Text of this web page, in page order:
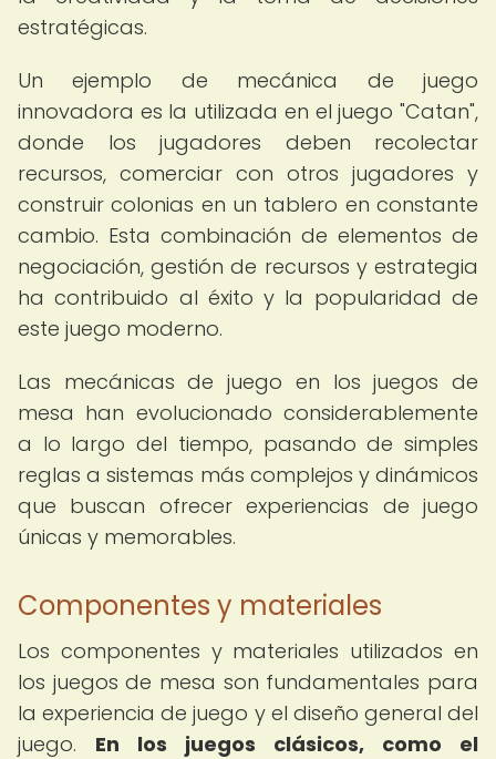
estratégicas.
Un ejemplo de mecánica de juego
innovadora es la utilizada en el juego "Catan",
donde los jugadores deben recolectar
recursos, comerciar con otros jugadores y
construir colonias en un tablero en constante
cambio. Esta combinación de elementos de
negociación, gestión de recursos y estrategia
ha contribuido al éxito y la popularidad de
este juego moderno.
Las mecánicas de juego en los juegos de
mesa han evolucionado considerablemente
a lo largo del tiempo, pasando de simples
reglas a sistemas más complejos y dinámicos
que buscan ofrecer experiencias de juego
únicas y memorables.
Componentes y materiales
Los componentes y materiales utilizados en
los juegos de mesa son fundamentales para
la experiencia de juego y el diseño general del
juego. En los juegos clásicos, como el